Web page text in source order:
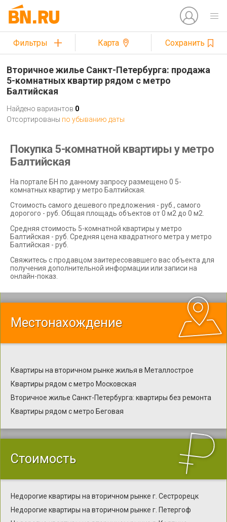
Фильтры Карта Сохранить
Вторичное жилье Санкт-Петербурга: продажа
5-комнатных квартир рядом с метро
Балтийская
Найдено вариантов 0
Отсортированы по убыванию даты
Покупка 5-комнатной квартиры у метро
Балтийская
На портале БН по данному запросу размещено 0 5-
комнатных квартир у метро Балтийская.
Стоимость самого дешевого предложения - руб., самого
дорогого - руб. Общая площадь объектов от 0 м2 до 0 м2.
Средняя стоимость 5-комнатной квартиры у метро
Балтийская - руб. Средняя цена квадратного метра у метро
Балтийская - руб.
Свяжитесь с продавцом заитересовавшего вас объекта для
получения дополнительной информации или записи на
онлайн-показ.
Местонахождение
Квартиры на вторичном рынке жилья в Металлострое
Квартиры рядом с метро Московская
Вторичное жилье Санкт-Петербурга: квартиры без ремонта
Квартиры рядом с метро Беговая
Стоимость
Недорогие квартиры на вторичном рынке г. Сестрорецк
Недорогие квартиры на вторичном рынке г. Петергоф